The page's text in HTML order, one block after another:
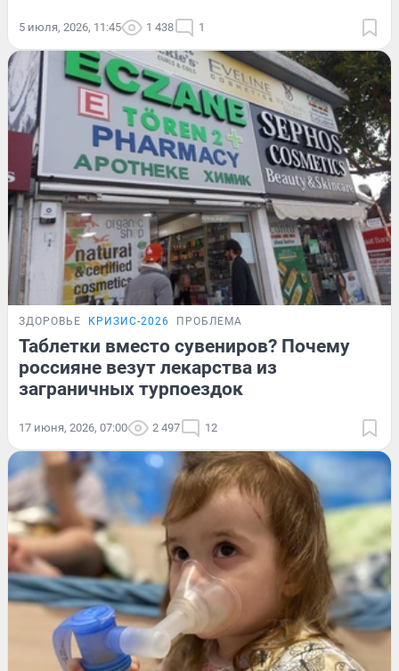
5 июля, 2026, 11:45 1 438 1
ЗДОРОВЬЕ КРИЗИС-2026 ПРОБЛЕМА
Таблетки вместо сувениров? Почему
россияне везут лекарства из
заграничных турпоездок
17 июня, 2026, 07:00 2 497 12